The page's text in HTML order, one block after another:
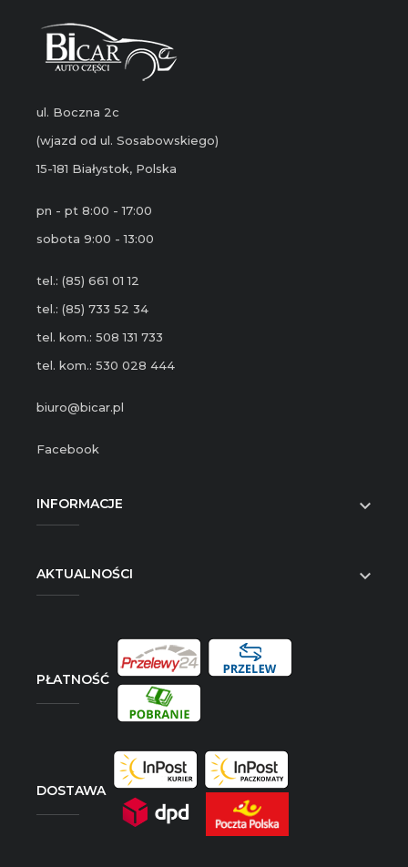
ul. Boczna 2c
(wjazd od ul. Sosabowskiego)
15-181 Białystok, Polska
pn - pt 8:00 - 17:00
sobota 9:00 - 13:00
tel.: (85) 661 01 12
tel.: (85) 733 52 34
tel. kom.: 508 131 733
tel. kom.: 530 028 444
biuro@bicar.pl
Facebook
INFORMACJE 
AKTUALNOŚCI 
PŁATNOŚĆ
DOSTAWA